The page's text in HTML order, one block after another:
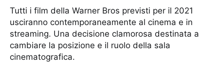
Tutti i film della Warner Bros previsti per il 2021
usciranno contemporaneamente al cinema e in
streaming. Una decisione clamorosa destinata a
cambiare la posizione e il ruolo della sala
cinematografica.